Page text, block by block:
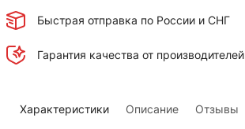
Быстрая отправка по России и СНГ
Гарантия качества от производителей
Характеристики Описание Отзывы